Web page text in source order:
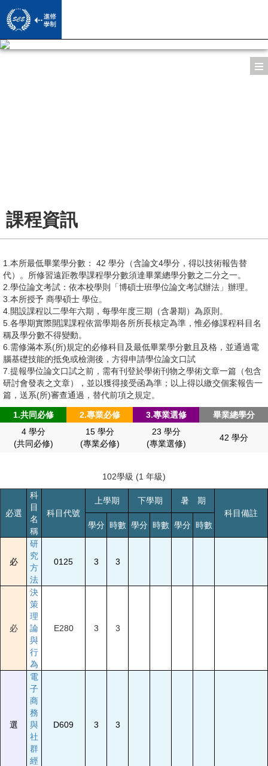
校友學習經驗分享
系所沿革/歷屆主任
專員/助教
學習地圖
論文規範
課程特色
教材試閱
Facebook
活動影音
榮譽榜
校友園地
所友會
校友網
校友發展追蹤
畢業生流向調查
相關連結
招生資訊
學分班
考試項目及日程
視訊口試規範
English
課程資訊
1.本所最低畢業學分數： 42 學分（含論文4學分，得以技術報告替
代）。所修習遠距教學課程學分數須達畢業總學分數之二分之一。
2.學位論文考試：依本校學則「博碩士班學位論文考試辦法」辦理。
3.本所授予 商學碩士 學位。
4.開設課程以二學年六期，每學年度三期（含暑期）為原則。
5.各學期實際開課課程依當學期各所所長核定為準，惟必修課程科目名
稱及學分數不得變動。
6.需修滿本系(所)規定的必修科目及最低畢業學分數且及格，並通過電
腦基礎技能的抵免或檢測後，方得申請學位論文口試
7.提報學位論文口試之前，需有刊登於學術刊物之學術文章一篇（包含
研討會發表之文章），並以獲得接受函為準；以上得以繳交個案報告一
篇，送系(所)審查通過，替代前項之規定。
1.共同必修 2.專業必修 3.專業選修
畢業總學分
4 學分
(共同必修)
15 學分
(專業必修)
23 學分
(專業選修)
42 學分
102學級 (1 年級)
必選
科
目
名
稱
科目代號
上學期 下學期
暑 期
科目備註
學分 時數 學分 時數 學分 時數
必
研
究
方
法
0125 3 3
必
決
策
理
論
與
行
為
E280 3 3
選
電
子
商
務
與
社
群
經
D609 3 3